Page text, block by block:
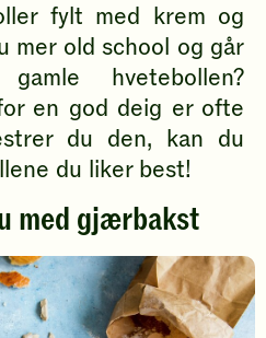
fylt med krem og
mer old school og går
hvetebollen?
en god deig er ofte
du den, kan du
du liker best!
med gjærbakst